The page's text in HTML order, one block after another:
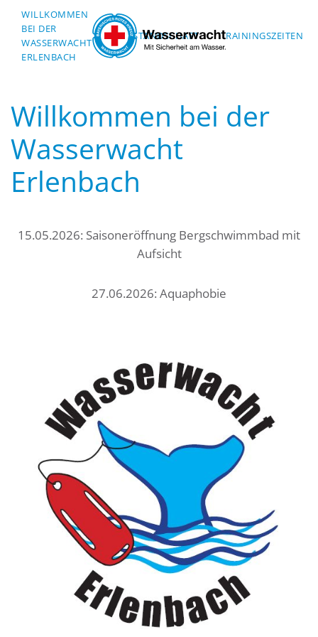
Skip to main content
WILLKOMMEN
BEI DER
WASSERWACHT
ERLENBACH
VORSTANDSCHAFT TRAININGSZEITEN
Willkommen bei der
Wasserwacht
Erlenbach
15.05.2026: Saisoneröffnung Bergschwimmbad mit
Aufsicht
27.06.2026: Aquaphobie